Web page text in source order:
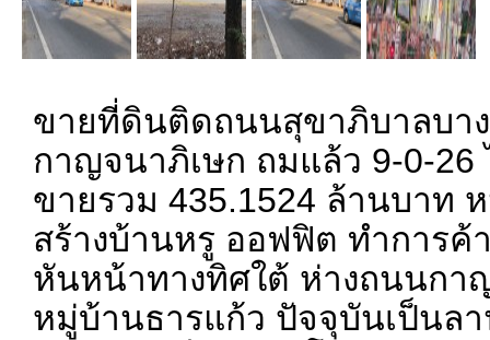
ขายที่ดินติดถนนสุขาภิบาลบา
กาญจนาภิเษก ถมแล้ว 9-0-26
ขายรวม 435.1524 ล้านบาท
สร้างบ้านหรู ออฟฟิต ทำการค้
หันหน้าทางทิศใต้ ห่างถนนกา
หมู่บ้านธารแก้ว ปัจจุบันเป็นล